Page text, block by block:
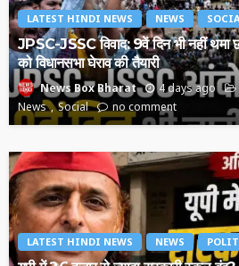
LATEST HINDI NEWS NEWS
JPSC-JSSC विवाद: 9वें दिन भी नहीं थमा
को विधानसभा घेराव की तैयारी
News Box Bharat 4 days ago
News
Social no comment
LATEST HINDI NEWS NEWS